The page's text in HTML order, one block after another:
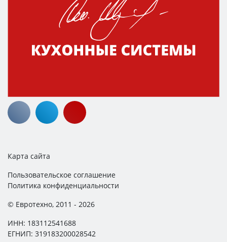
Карта сайта
Пользовательское соглашение
Политика конфиденциальности
© Евротехно, 2011 - 2026
ИНН: 183112541688
ЕГНИП: 319183200028542